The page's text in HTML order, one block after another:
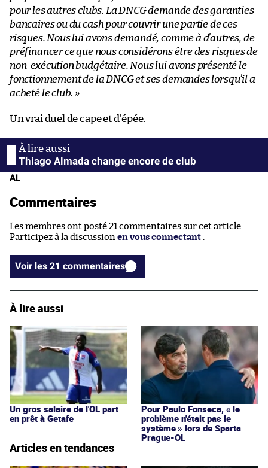
pour les autres clubs. La DNCG demande des garanties
bancaires ou du cash pour couvrir une partie de ces
risques. Nous lui avons demandé, comme à d’autres, de
préfinancer ce que nous considérons être des risques de
non-exécution budgétaire. Nous lui avons présenté le
fonctionnement de la DNCG et ses demandes lorsqu’il a
acheté le club. »
Un vrai duel de cape et d’épée.
Thiago Almada change encore de club
AL
Commentaires
Les membres ont posté 21 commentaires sur cet article.
Participez à la discussion en vous connectant
Voir les 21 commentaires
À lire aussi
Un gros salaire de l'OL part
en prêt à Getafe
Pour Paulo Fonseca, « le
problème n'était pas le
système » lors de Sparta
Prague-OL
Articles en tendances